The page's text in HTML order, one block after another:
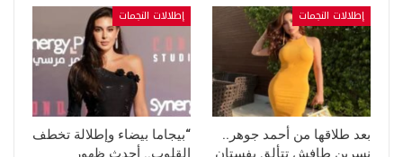
إطلالات النجمات
بعد طلاقها من أحمد جوهر..
نسرين طافش تتألق بفستان
إطلالات النجمات
“بيجاما بيضاء وإطلالة تخطف
القلوب.. أحدث ظهور